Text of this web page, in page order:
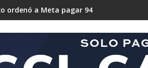
pagar 942 millones de dólares por los
Trump se acerca a lograr